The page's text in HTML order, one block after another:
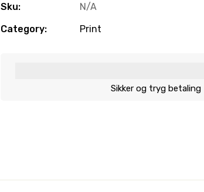
Sku:
N/A
Category:
Print
Sikker og tryg betaling